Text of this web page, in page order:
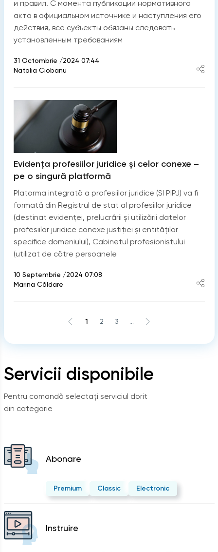
Servicii disponibile
Pentru comandă selectați serviciul dorit
din categorie
Abonare
Premium Classic Electronic
Instruire
и правил. С момента публикации нормативного
акта в официальном источнике и наступления его
действия, все субъекты обязаны следовать
установленным требованиям
31 Octombrie /2024 07:44
Natalia Ciobanu
Evidența profesiilor juridice și celor conexe –
pe o singură platformă
Platorma integrată a profesiilor juridice (SI PIPJ) va fi
formată din Registrul de stat al profesiilor juridice
(destinat evidenței, prelucrării și utilizării datelor
profesiilor juridice conexe justiției și entităților
specifice domeniului), Cabinetul profesionistului
(utilizat de către persoanele
10 Septembrie /2024 07:08
Marina Căldare
1 2 3 ...